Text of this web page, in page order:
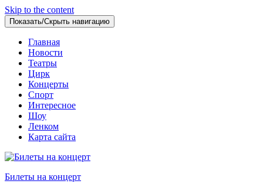
Skip to the content
Показать/Скрыть навигацию
Главная
Новости
Театры
Цирк
Концерты
Спорт
Интересное
Шоу
Ленком
Карта сайта
Билеты на концерт